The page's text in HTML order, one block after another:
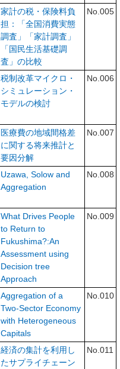
家計の税・保険料負
担：「全国消費実態
調査」「家計調査」
「国民生活基礎調
査」の比較
No.005
税制改革マイクロ・
シミュレーション・
モデルの検討
No.006
医療費の地域間格差
に関する将来推計と
要因分解
No.007
Uzawa, Solow and
Aggregation
No.008
What Drives People
to Return to
Fukushima?:An
Assessment using
Decision tree
Approach
No.009
Aggregation of a
Two-Sector Economy
with Heterogeneous
Capitals
No.010
経済の集計を利用し
たサプライチェーン
No.011